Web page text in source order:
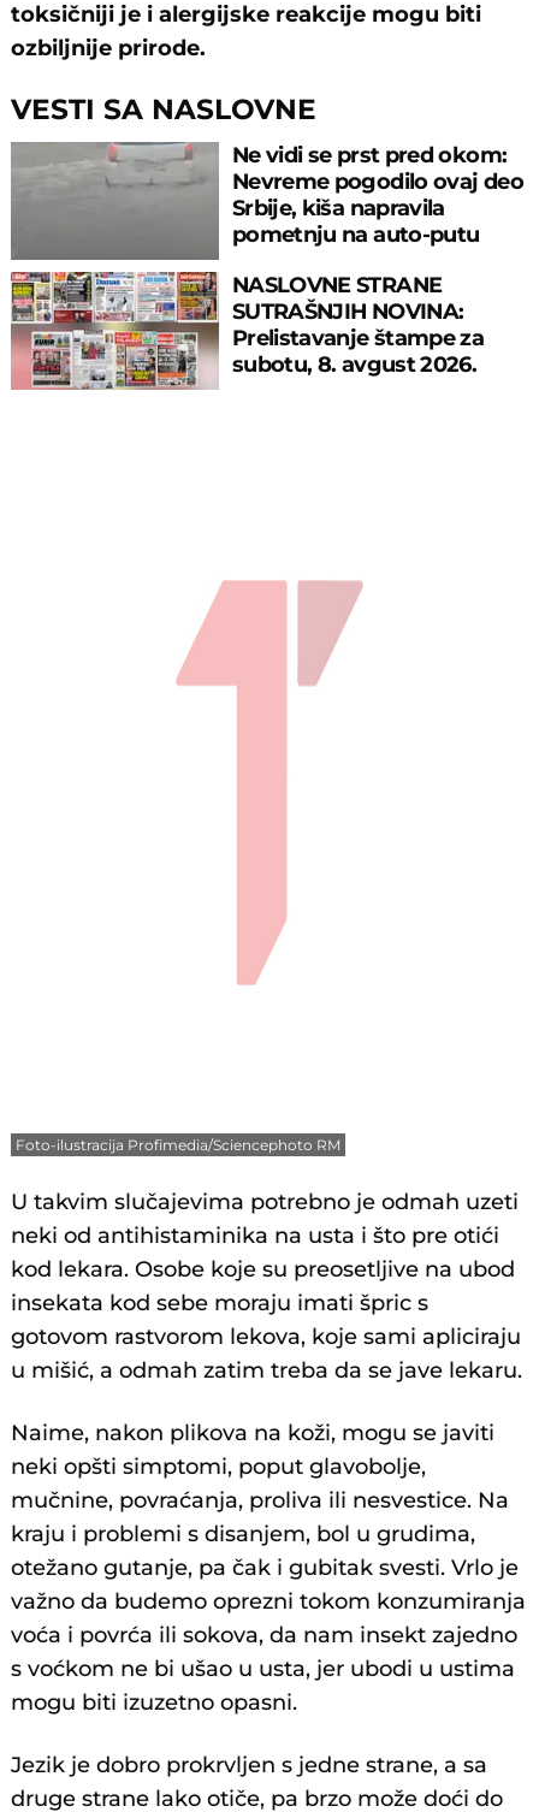
toksičniji je i alergijske reakcije mogu biti
ozbiljnije prirode.
VESTI SA NASLOVNE
Ne vidi se prst pred okom:
Nevreme pogodilo ovaj deo
Srbije, kiša napravila
pometnju na auto-putu
NASLOVNE STRANE
SUTRAŠNJIH NOVINA:
Prelistavanje štampe za
subotu, 8. avgust 2026.
Foto-ilustracija Profimedia/Sciencephoto RM
U takvim slučajevima potrebno je odmah uzeti
neki od antihistaminika na usta i što pre otići
kod lekara. Osobe koje su preosetljive na ubod
insekata kod sebe moraju imati špric s
gotovom rastvorom lekova, koje sami apliciraju
u mišić, a odmah zatim treba da se jave lekaru.
Naime, nakon plikova na koži, mogu se javiti
neki opšti simptomi, poput glavobolje,
mučnine, povraćanja, proliva ili nesvestice. Na
kraju i problemi s disanjem, bol u grudima,
otežano gutanje, pa čak i gubitak svesti. Vrlo je
važno da budemo oprezni tokom konzumiranja
voća i povrća ili sokova, da nam insekt zajedno
s voćkom ne bi ušao u usta, jer ubodi u ustima
mogu biti izuzetno opasni.
Jezik je dobro prokrvljen s jedne strane, a sa
druge strane lako otiče, pa brzo može doći do